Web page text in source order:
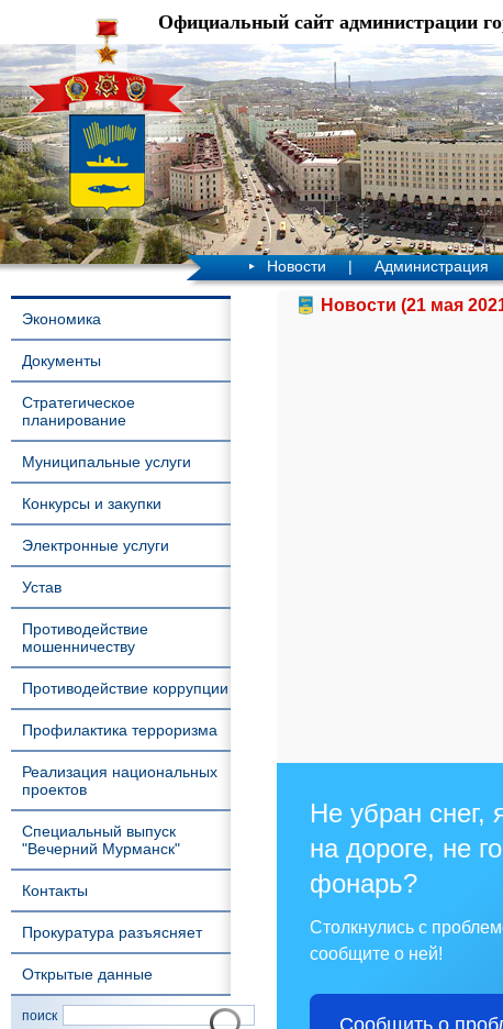
Официальный сайт администрации
Новости | Администрация
Экономика
Документы
Стратегическое
планирование
Муниципальные услуги
Конкурсы и закупки
Электронные услуги
Устав
Противодействие
мошенничеству
Противодействие коррупции
Профилактика терроризма
Реализация национальных
проектов
Специальный выпуск
"Вечерний Мурманск"
Контакты
Прокуратура разъясняет
Открытые данные
поиск
Новости (21 мая
Не убран снег,
на дороге, не
фонарь?
Столкнулись с
сообщите о ней!
Сообщить о